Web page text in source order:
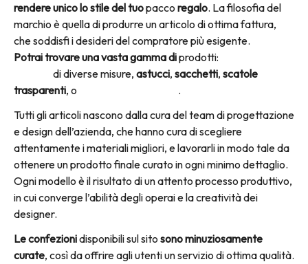
rendere unico lo stile del tuopacco regalo. La filosofia del
marchio è quella di produrre un articolo di ottima fattura,
che soddisfi i desideri del compratore più esigente.
Potrai trovare una vasta gamma diprodotti:
di diverse misure, astucci, sacchetti, scatole
trasparenti, o
.
Tutti gli articoli nascono dalla cura del team di progettazione
e design dell’azienda, che hanno cura di scegliere
attentamente i materiali migliori, e lavorarli in modo tale da
ottenere un prodotto finale curato in ogni minimo dettaglio.
Ogni modello è il risultato di un attento processo produttivo,
in cui converge l’abilità degli operai e la creatività dei
designer.
Le confezionidisponibili sul sito sono minuziosamente
curate, così da offrire agli utenti un servizio di ottima qualità.